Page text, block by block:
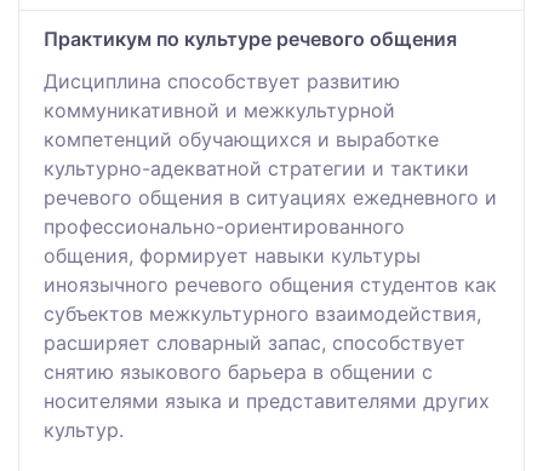
Практикум по культуре речевого общения
Дисциплина способствует развитию
коммуникативной и межкультурной
компетенций обучающихся и выработке
культурно-адекватной стратегии и тактики
речевого общения в ситуациях ежедневного и
профессионально-ориентированного
общения, формирует навыки культуры
иноязычного речевого общения студентов как
субъектов межкультурного взаимодействия,
расширяет словарный запас, способствует
снятию языкового барьера в общении с
носителями языка и представителями других
культур.